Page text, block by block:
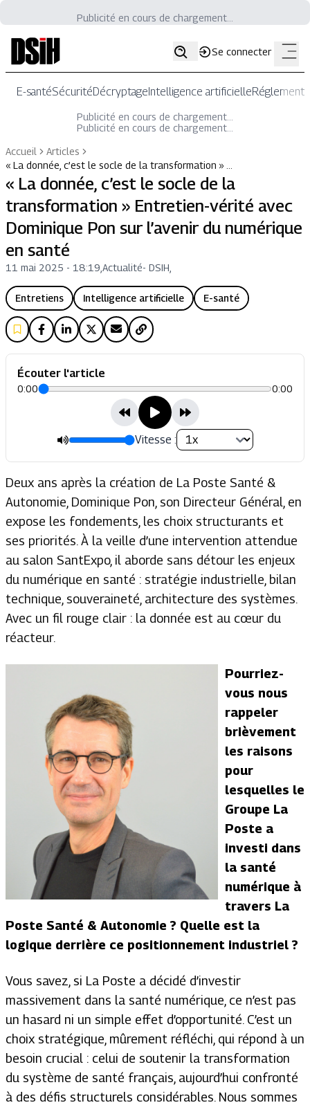
Publicité en cours de chargement...
Se connecter
E-santéSécuritéDécryptageIntelligence artificielle
Publicité en cours de chargement...
Publicité en cours de chargement...
Accueil
Articles
« La donnée, c’est le socle de la transformation » …
« La donnée, c’est le socle de la
transformation » Entretien-vérité avec
Dominique Pon sur l’avenir du numérique
en santé
11 mai 2025 - 18:19 Actualité- DSIH,
Entretiens Intelligence artificielle E-santé
Écouter l'article
0:00 0:00
Vitesse :
Deux ans après la création de La Poste Santé &
Autonomie, Dominique Pon, son Directeur Général, en
expose les fondements, les choix structurants et
ses priorités. À la veille d’une intervention attendue
au salon SantExpo, il aborde sans détour les enjeux
du numérique en santé : stratégie industrielle, bilan
technique, souveraineté, architecture des systèmes.
Avec un fil rouge clair : la donnée est au cœur du
réacteur.
Pourriez-
vous nous
rappeler
brièvement
les raisons
pour
lesquelles le
Groupe La
Poste a
investi dans
la santé
numérique à
travers La
Poste Santé & Autonomie ? Quelle est la
logique derrière ce positionnement industriel ?
Vous savez, si La Poste a décidé d’investir
massivement dans la santé numérique, ce n’est pas
un hasard ni un simple effet d’opportunité. C’est un
choix stratégique, mûrement réfléchi, qui répond à un
besoin crucial : celui de soutenir la transformation
du système de santé français, aujourd’hui confronté
à des défis structurels considérables. Nous sommes